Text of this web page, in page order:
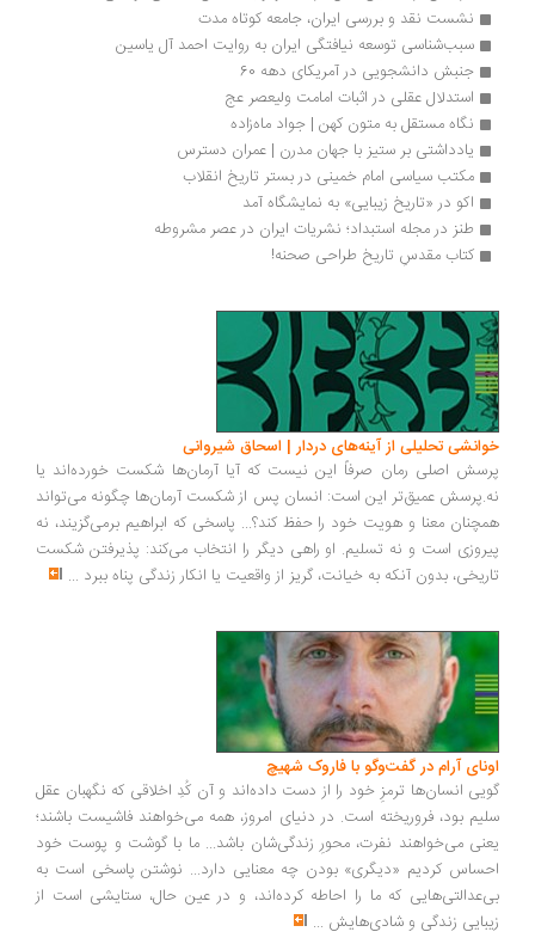
نشست نقد و بررسی ایران، جامعه کوتاه مدت
سبب‌شناسی توسعه نیافتگی ایران به روایت احمد آل یاسین
جنبش دانشجویی در آمریکای دهه 60
استدلال عقلی در اثبات امامت ولیعصر عج
نگاه مستقل به متون کهن | جواد ماه‌زاده
یادداشتی بر ستیز با جهان مدرن | عمران دسترس
مکتب سیاسی امام خمینی در بستر تاریخ انقلاب
اکو در «تاریخ زیبایی» به نمایشگاه آمد
طنز در مجله استبداد؛ نشریات ایران در عصر مشروطه
کتاب مقدسِ تاریخ طراحی صحنه!
تحلیلی از آینه‌های دردار | اسحاق شیروانی
اصلی رمان صرفاً این نیست که آیا آرمان‌ها شکست خورده‌اند یا
عمیق‌تر این است: انسان پس از شکست آرمان‌ها چگونه می‌تواند
معنا و هویت خود را حفظ کند؟... پاسخی که ابراهیم برمی‌گزیند، نه
است و نه تسلیم. او راهی دیگر را انتخاب می‌کند: پذیرفتن شکست
بدون آنکه به خیانت، گریز از واقعیت یا انکار زندگی پناه ببرد...
آرام در گفت‌وگو با فاروک شهیچ‭
انسان‌ها ترمزِ خود را از دست داده‌اند و آن کُدِ اخلاقی که نگهبان عقل
بود، فروریخته است. در دنیای امروز، همه می‌خواهند فاشیست باشند؛
می‌خواهند نفرت، محورِ زندگی‌شان باشد... ما با گوشت و پوست خود
کردیم «دیگری» بودن چه معنایی دارد... نوشتن پاسخی است به
که ما را احاطه کرده‌اند، و در عین حال، ستایشی است از
زندگی و شادی‌هایش...